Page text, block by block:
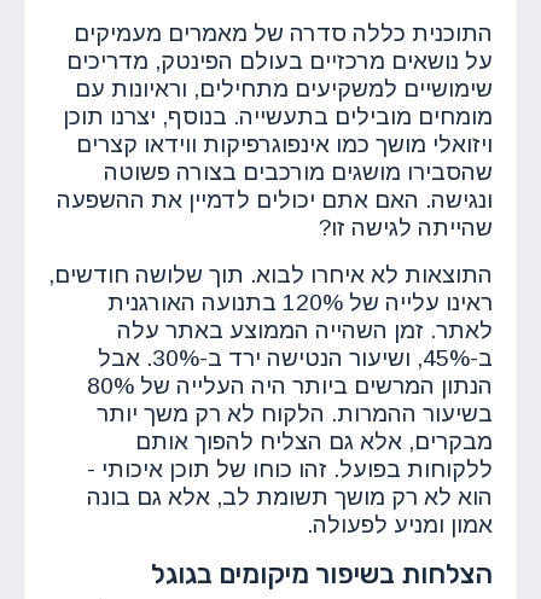
התוכנית כללה סדרה של מאמרים מעמיקים
על נושאים מרכזיים בעולם הפינטק, מדריכים
שימושיים למשקיעים מתחילים, וראיונות עם
מומחים מובילים בתעשייה. בנוסף, יצרנו תוכן
ויזואלי מושך כמו אינפוגרפיקות ווידאו קצרים
שהסבירו מושגים מורכבים בצורה פשוטה
ונגישה. האם אתם יכולים לדמיין את ההשפעה
שהייתה לגישה זו?
התוצאות לא איחרו לבוא. תוך שלושה חודשים,
ראינו עלייה של 120% בתנועה האורגנית
לאתר. זמן השהייה הממוצע באתר עלה
ב-45%, ושיעור הנטישה ירד ב-30%. אבל
הנתון המרשים ביותר היה העלייה של 80%
בשיעור ההמרות. הלקוח לא רק משך יותר
מבקרים, אלא גם הצליח להפוך אותם
ללקוחות בפועל. זהו כוחו של תוכן איכותי -
הוא לא רק מושך תשומת לב, אלא גם בונה
אמון ומניע לפעולה.
הצלחות בשיפור מיקומים בגוגל